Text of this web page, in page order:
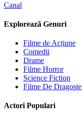
Canal
Explorează Genuri
Filme de Acțiune
Comedii
Drame
Filme Horror
Science Fiction
Filme De Dragoste
Actori Populari